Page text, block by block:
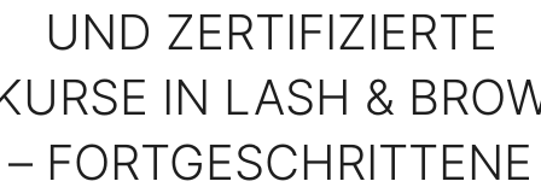
UND ZERTIFIZIERTE
IN LASH &
– FORTGESCHRITTENE